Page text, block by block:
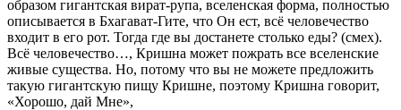
образом гигантская вират-рупа, вселенская форма, полностью
описывается в Бхагават-Гите, что Он ест, всё человечество
входит в его рот. Тогда где вы достанете столько еды? (смех).
Всё человечество…, Кришна может пожрать все вселенские
живые существа. Но, потому что вы не можете предложить
такую гигантскую пищу Кришне, поэтому Кришна говорит,
«Хорошо, дай Мне»,